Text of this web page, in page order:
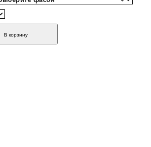
В корзину